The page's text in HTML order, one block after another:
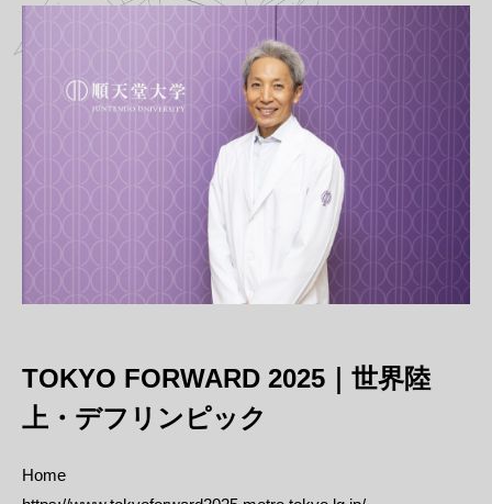
TOKYO FORWARD 2025｜世界陸
上・デフリンピック
Home